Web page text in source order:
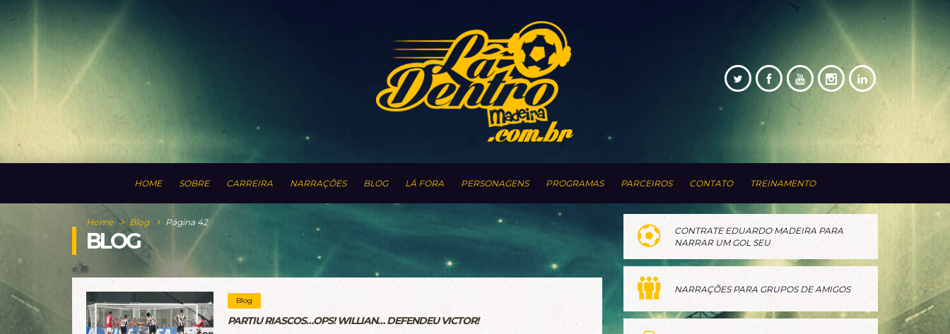
HOME SOBRE CARREIRA NARRAÇÕES BLOG LÁ FORA PERSONAGENS PROGRAMAS PARCEIROS CONTATO TREINAMENTO
Home Blog Página 42
BLOG
Blog
PARTIU RIASCOS…OPS! WILLIAN… DEFENDEU VICTOR!
CONTRATE EDUARDO MADEIRA PARA
NARRAR UM GOL SEU
NARRAÇÕES PARA GRUPOS DE AMIGOS